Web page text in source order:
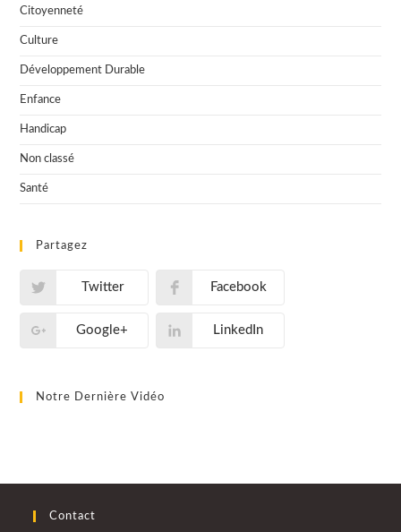
Citoyenneté
Culture
Développement Durable
Enfance
Handicap
Non classé
Santé
Partagez
Twitter Facebook
Google+ LinkedIn
Notre Dernière Vidéo
Contact